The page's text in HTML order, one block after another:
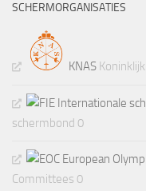
SCHERMORGANISATIES
KNAS
schermbond 0
Committees 0